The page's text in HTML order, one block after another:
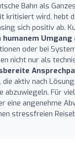
Bahn als
kritisiert wird, hebt
sich positiv ab.
Umgang
oder bei
nicht nur als
aktiv nach
abzuwiegeln. Für
eine angenehme
stressfreien